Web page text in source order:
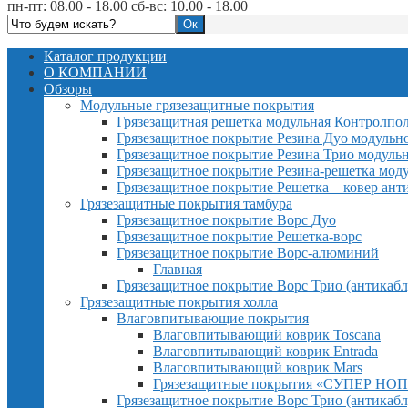
пн-пт: 08.00 - 18.00 сб-вс: 10.00 - 18.00
Каталог продукции
О КОМПАНИИ
Обзоры
Модульные грязезащитные покрытия
Грязезащитная решетка модульная
Грязезащитное покрытие Резина Дуо
Грязезащитное покрытие Резина Трио
Грязезащитное покрытие Резина-решетка
Грязезащитное покрытие Решетка – ковер
Грязезащитные покрытия тамбура
Грязезащитное покрытие Ворс Дуо
Грязезащитное покрытие Решетка-ворс
Грязезащитное покрытие Ворс-алюминий
Главная
Грязезащитное покрытие Ворс Трио
Грязезащитные покрытия холла
Влаговпитывающие покрытия
Влаговпитывающий коврик Toscana
Влаговпитывающий коврик Entrada
Влаговпитывающий коврик Mars
Грязезащитные покрытия «СУПЕР
Грязезащитное покрытие Ворс Трио